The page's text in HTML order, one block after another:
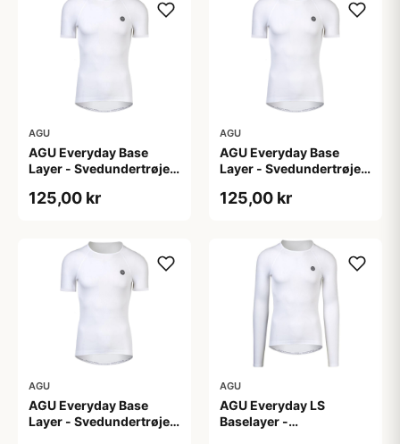
AGU
AGU Everyday Base
Layer - Svedundertrøje
125,00 kr
AGU
AGU Everyday Base
Layer - Svedundertrøje
125,00 kr
AGU
AGU Everyday Base
Layer - Svedundertrøje
AGU
AGU Everyday LS
Baselayer -